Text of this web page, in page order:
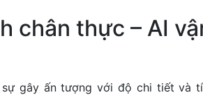
chân thực – AI
sự gây ấn tượng với độ chi tiết và